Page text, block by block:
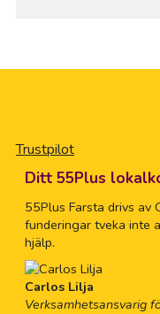
Trustpilot
Ditt 55Plus
55Plus Farsta drivs av
funderingar tveka inte
hjälp.
Carlos Lilja
Verksamhetsansvarig